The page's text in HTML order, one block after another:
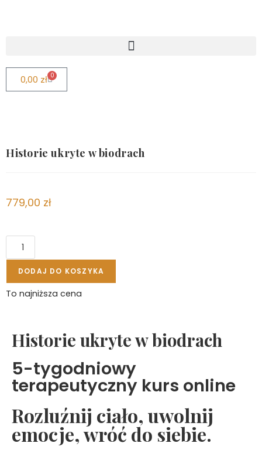
0,00 zł 0
Historie ukryte w biodrach
779,00 zł
DODAJ DO KOSZYKA
To najniższa cena
Historie ukryte w biodrach
5-tygodniowy
terapeutyczny kurs online
Rozluźnij ciało, uwolnij
emocje, wróć do siebie.